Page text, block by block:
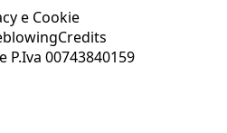
e Cookie
Credits
00743840159